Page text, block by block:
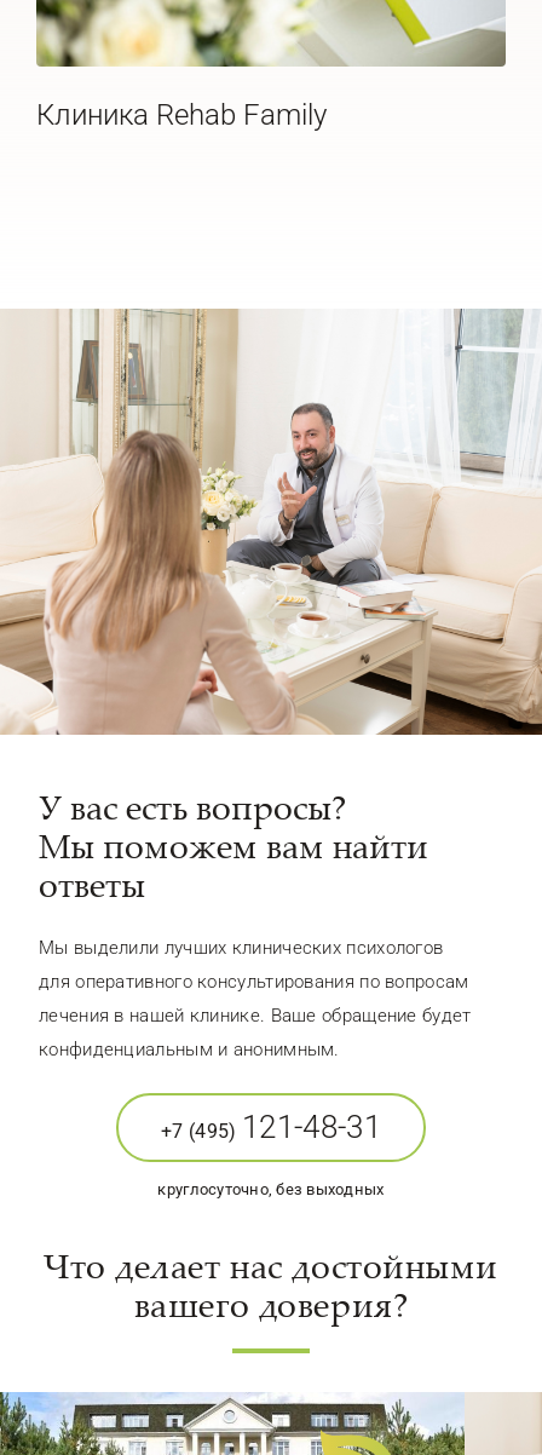
Клиника Rehab Family
У вас есть вопросы?
Мы поможем вам найти
ответы
Мы выделили лучших клинических психологов
для оперативного консультирования по вопросам
лечения в нашей клинике. Ваше обращение будет
конфиденциальным и анонимным.
+7 (495) 121-48-31
круглосуточно, без выходных
Что делает нас достойными
вашего доверия?